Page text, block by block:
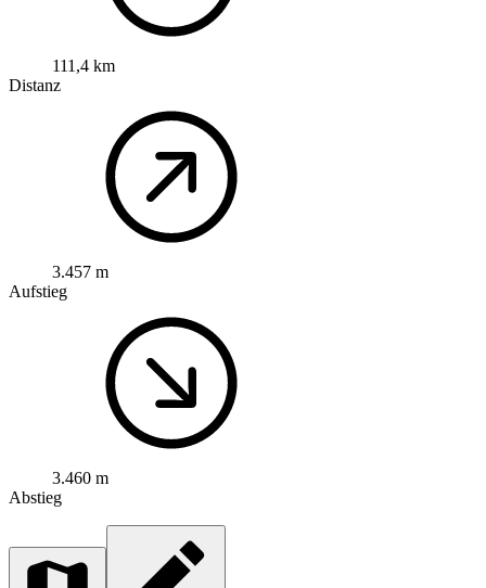
111,4 km
Distanz
3.457 m
Aufstieg
3.460 m
Abstieg